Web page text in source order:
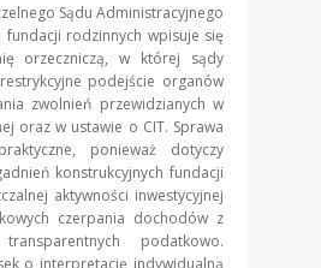
Sądu Administracyjnego
rodzinnych wpisuje się
orzeczniczą, w której sądy
podejście organów
zwolnień przewidzianych w
oraz w ustawie o CIT. Sprawa
ponieważ dotyczy
konstrukcyjnych fundacji
aktywności inwestycyjnej
czerpania dochodów z
podatkowo.
o interpretację indywidualną